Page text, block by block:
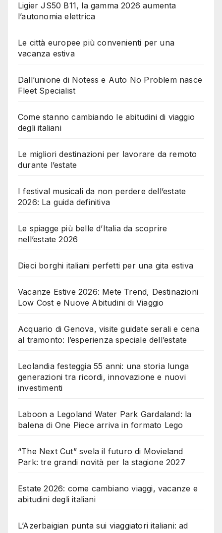
Ligier JS50 B11, la gamma 2026 aumenta
l’autonomia elettrica
Le città europee più convenienti per una
vacanza estiva
Dall’unione di Notess e Auto No Problem nasce
Fleet Specialist
Come stanno cambiando le abitudini di viaggio
degli italiani
Le migliori destinazioni per lavorare da remoto
durante l’estate
I festival musicali da non perdere dell’estate
2026: La guida definitiva
Le spiagge più belle d’Italia da scoprire
nell’estate 2026
Dieci borghi italiani perfetti per una gita estiva
Vacanze Estive 2026: Mete Trend, Destinazioni
Low Cost e Nuove Abitudini di Viaggio
Acquario di Genova, visite guidate serali e cena
al tramonto: l’esperienza speciale dell’estate
Leolandia festeggia 55 anni: una storia lunga
generazioni tra ricordi, innovazione e nuovi
investimenti
Laboon a Legoland Water Park Gardaland: la
balena di One Piece arriva in formato Lego
“The Next Cut” svela il futuro di Movieland
Park: tre grandi novità per la stagione 2027
Estate 2026: come cambiano viaggi, vacanze e
abitudini degli italiani
L’Azerbaigian punta sui viaggiatori italiani: ad